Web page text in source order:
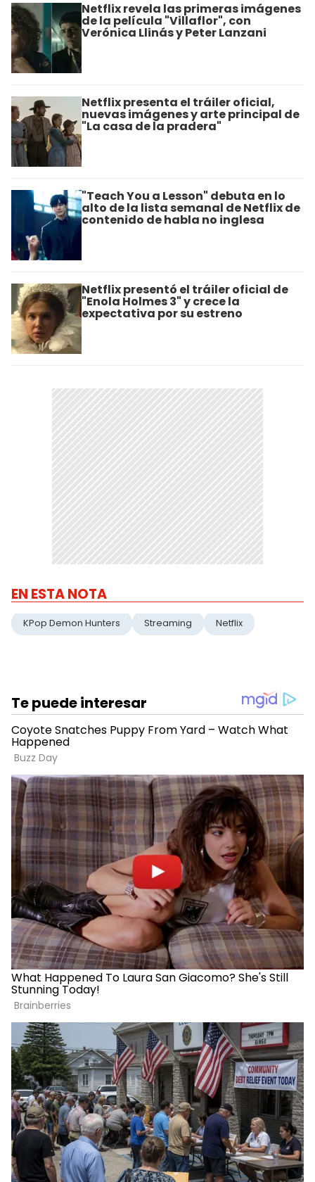
Netflix revela las primeras imágenes
de la película "Villaflor", con
Verónica Llinás y Peter Lanzani
Netflix presenta el tráiler oficial,
nuevas imágenes y arte principal de
"La casa de la pradera"
"Teach You a Lesson" debuta en lo
alto de la lista semanal de Netflix de
contenido de habla no inglesa
Netflix presentó el tráiler oficial de
"Enola Holmes 3" y crece la
expectativa por su estreno
EN ESTA NOTA
KPop Demon Hunters Streaming Netflix